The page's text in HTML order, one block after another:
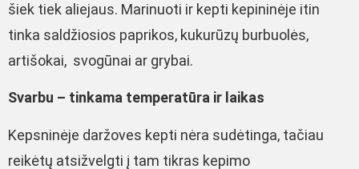
šiek tiek aliejaus. Marinuoti ir kepti kepininėje itin
tinka saldžiosios paprikos, kukurūzų burbuolės,
artišokai, svogūnai ar grybai.
Svarbu – tinkama temperatūra ir laikas
Kepsninėje daržoves kepti nėra sudėtinga, tačiau
reikėtų atsižvelgti į tam tikras kepimo